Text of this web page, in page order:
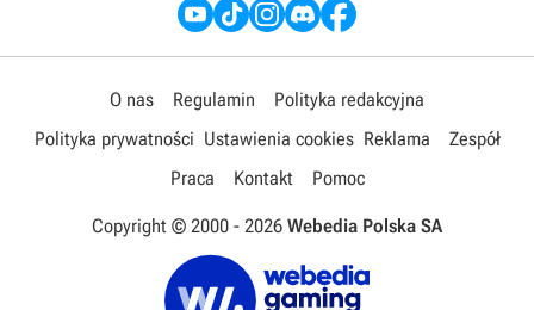
O nas Regulamin
Polityka redakcyjna
Polityka prywatności Ustawienia cookies Reklama
Zespół
Praca
Kontakt Pomoc
Copyright © 2000 - 2026 Webedia Polska SA